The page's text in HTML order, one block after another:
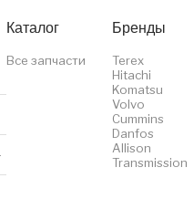
Каталог
Все запчасти
Бренды
Terex
Hitachi
Komatsu
Volvo
Cummins
Danfos
Allison
Transmission